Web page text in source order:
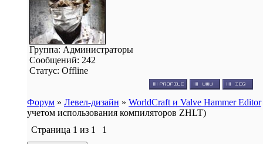
Группа: Администраторы
Сообщений: 242
Статус: Offline
Форум » Левел-дизайн » WorldCraft и Valve Hammer Editor
учетом использования компиляторов ZHLT)
Страница 1 из 1 1